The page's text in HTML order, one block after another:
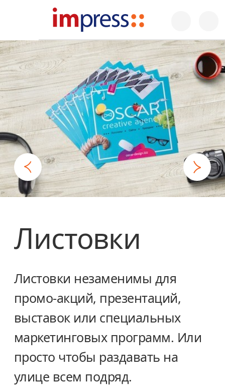
Листовки
Листовки незаменимы для
промо-акций, презентаций,
выставок или специальных
маркетинговых программ. Или
просто чтобы раздавать на
улице всем подряд.